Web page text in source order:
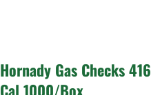
Hornady Gas Checks 416
Cal 1000/Box